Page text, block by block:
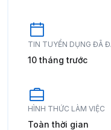
TIN TUYỂN DỤNG ĐÃ
10 tháng trước
HÌNH THỨC LÀM VIỆC
Toàn thời gian